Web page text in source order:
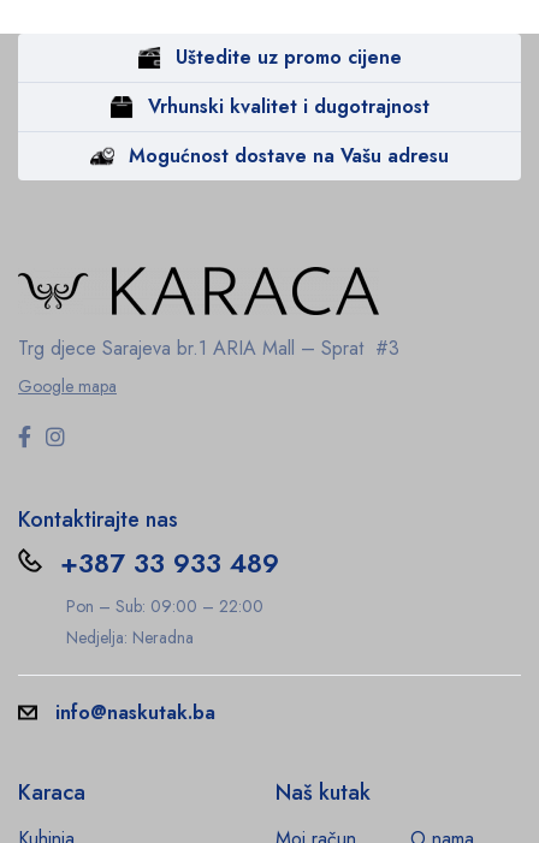
Uštedite uz promo cijene
Vrhunski kvalitet i dugotrajnost
Mogućnost dostave na Vašu adresu
Trg djece Sarajeva br.1 ARIA Mall – Sprat #3
Google mapa
Kontaktirajte nas
+387 33 933 489
Pon – Sub: 09:00 – 22:00
Nedjelja: Neradna
info@naskutak.ba
Karaca Naš kutak